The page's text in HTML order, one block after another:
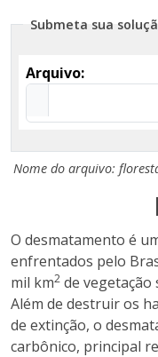
Submeta sua
Arquivo:
Nome do arquivo:
O desmatamento é
enfrentados pelo
mil km2 de vegetação
Além de destruir os
de extinção, o
carbônico, principal